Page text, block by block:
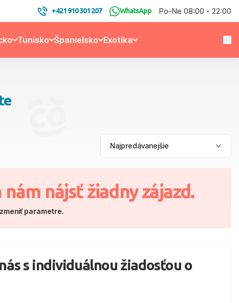
+421 910 301 207 WhatsApp Po-Ne 08:00 - 22:00
Tunisko Španielsko Exotika
nájsť žiadny zájazd.
parametre.
s individuálnou žiadosťou o